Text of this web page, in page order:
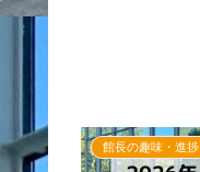
館長の趣味・進捗